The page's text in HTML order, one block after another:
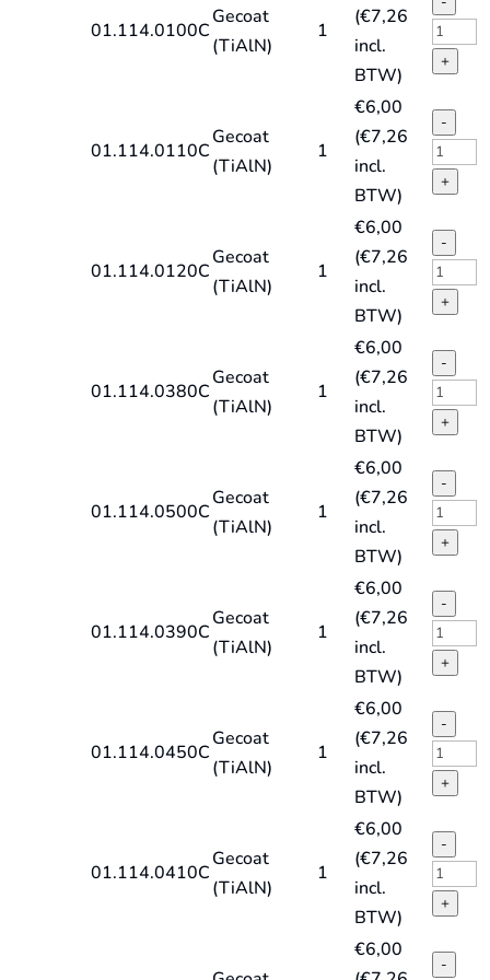
type
HD-
TiAlN
01.114.0100C
Gecoat
(TiAlN)
1
(€7,26
incl.
BTW)
HSS-
E
type
HD-
TiAlN
+
01.114.0110C
Gecoat
(TiAlN)
1
€6,00
(€7,26
incl.
BTW)
-
HSS-
E
type
HD-
TiAlN
+
01.114.0120C
Gecoat
(TiAlN)
1
€6,00
(€7,26
incl.
BTW)
-
HSS-
E
type
HD-
TiAlN
+
01.114.0380C
Gecoat
(TiAlN)
1
€6,00
(€7,26
incl.
BTW)
-
HSS-
E
type
HD-
TiAlN
+
01.114.0500C
Gecoat
(TiAlN)
1
€6,00
(€7,26
incl.
BTW)
-
HSS-
E
type
HD-
TiAlN
+
01.114.0390C
Gecoat
(TiAlN)
1
€6,00
(€7,26
incl.
BTW)
-
HSS-
E
type
HD-
TiAlN
+
01.114.0450C
Gecoat
(TiAlN)
1
€6,00
(€7,26
incl.
BTW)
-
HSS-
E
type
HD-
TiAlN
+
01.114.0410C
Gecoat
(TiAlN)
1
€6,00
(€7,26
incl.
BTW)
-
HSS-
E +
€6,00
-